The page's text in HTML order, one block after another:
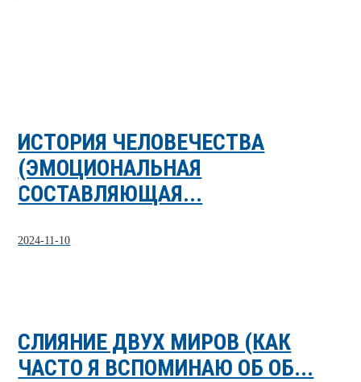
ИСТОРИЯ ЧЕЛОВЕЧЕСТВА
(ЭМОЦИОНАЛЬНАЯ
СОСТАВЛЯЮЩАЯ...
2024-11-10
СЛИЯНИЕ ДВУХ МИРОВ (КАК
ЧАСТО Я ВСПОМИНАЮ ОБ ОБ...